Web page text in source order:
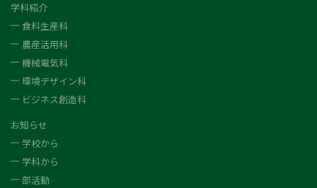
学科紹介
食料生産科
農産活用科
機械電気科
環境デザイン科
ビジネス創造科
お知らせ
学校から
学科から
部活動